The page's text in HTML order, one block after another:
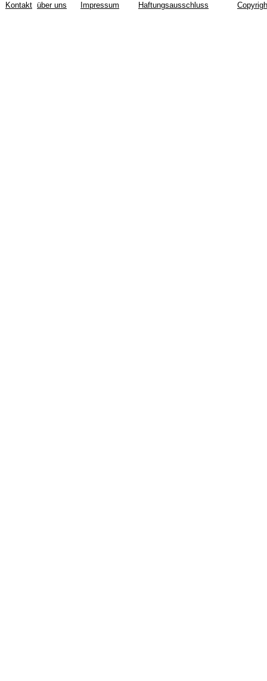
Kontakt über uns Impressum Haftungsausschluss